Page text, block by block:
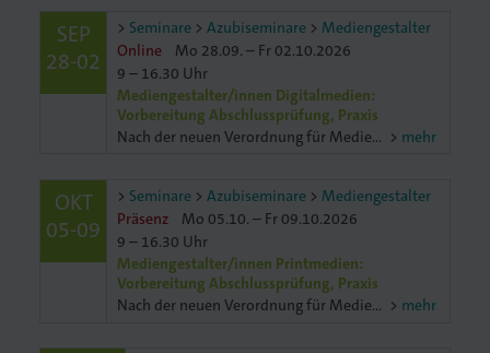
SEP
28-02
Seminare Azubiseminare
Mediengestalter
Online
Mo 28.09. – Fr 02.10.2026
9 – 16.30 Uhr
Mediengestalter/innen Digitalmedien:
Vorbereitung Abschlussprüfung, Praxis
Nach der neuen Verordnung für Mediengestalter/innen Digital und Print ist die Abschlussprüfung je nach Fachrichtung unterschiedlich. In der Fachrichtung Digitalmedien müssen Digitalmedien gestaltettet
mehr
OKT
05-09
Seminare Azubiseminare
Mediengestalter
Präsenz
Mo 05.10. – Fr 09.10.2026
9 – 16.30 Uhr
Mediengestalter/innen Printmedien:
Vorbereitung Abschlussprüfung, Praxis
Nach der neuen Verordnung für Mediengestalter/innen Digital und Print ist die Abschlussprüfung je nach Fachrichtung unterschiedlich. In der Fachrichtung Printmedien müssen Printmedien gestaltet undund
mehr